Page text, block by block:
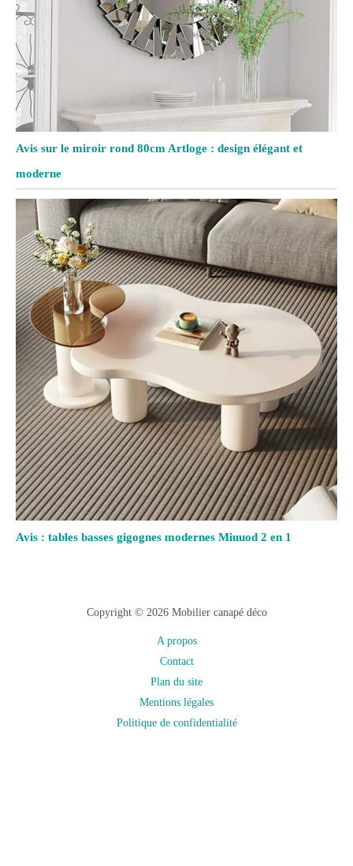
Avis sur le miroir rond 80cm Artloge : design élégant et
moderne
Avis : tables basses gigognes modernes Miuuod 2 en 1
Copyright © 2026 Mobilier canapé déco
A propos
Contact
Plan du site
Mentions légales
Politique de confidentialité